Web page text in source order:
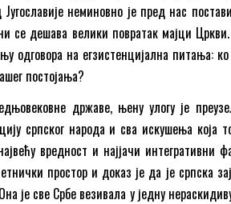
неминовно је пред нас
се дешава велики повратак мајци Цркви.
одговора на егзистенцијална питања:
постојања?
државе, њену улогу је
српског народа и сва искушења која
вредност и најјачи интегративни
простор и доказ је да је српска
је све Србе везивала у једну